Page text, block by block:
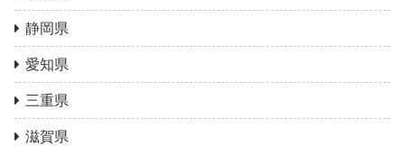
静岡県
愛知県
三重県
滋賀県